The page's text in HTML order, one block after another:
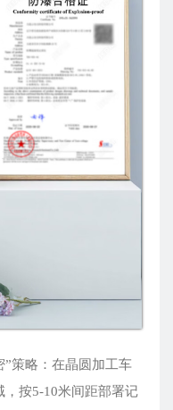
”策略：在晶圆加工车
按5-10米间距部署记